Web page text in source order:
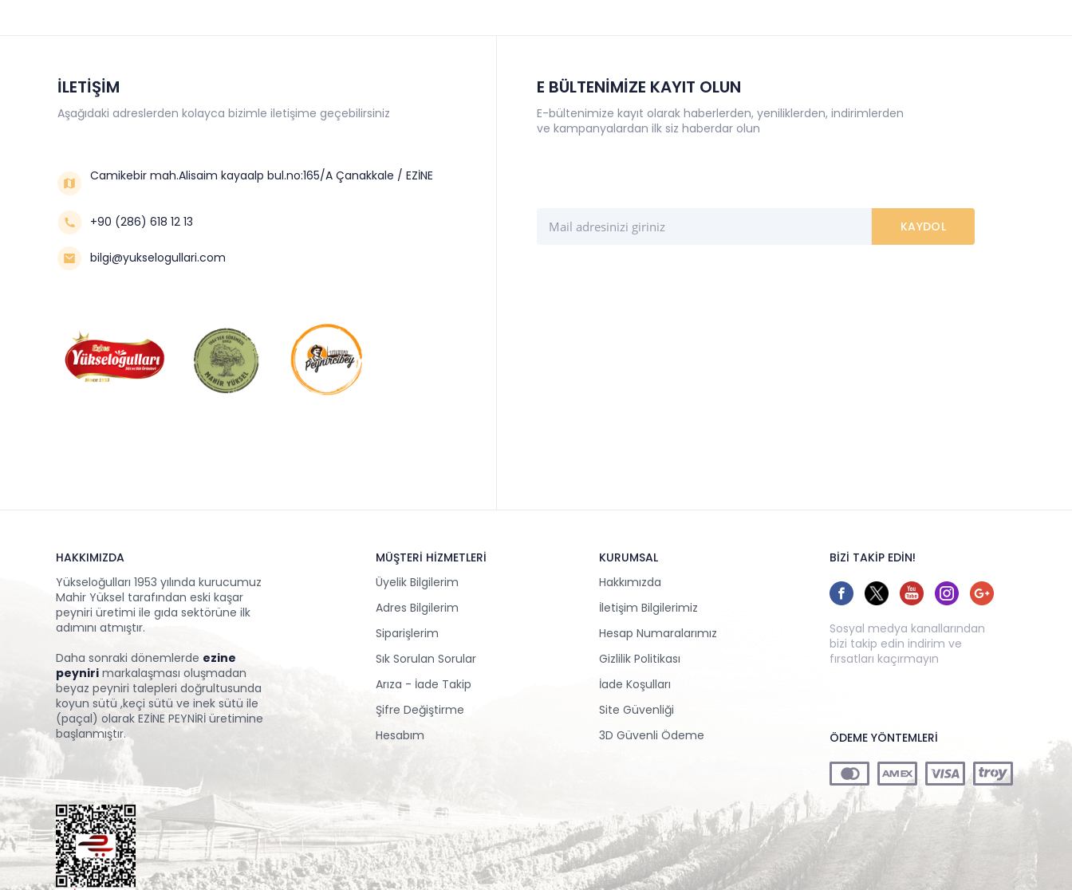
İLETİŞİM
Aşağıdaki adreslerden kolayca bizimle iletişime geçebilirsiniz
Camikebir mah.Alisaim kayaalp bul.no:165/A Çanakkale / EZİNE
+90 (286) 618 12 13
bilgi@yukselogullari.com
E BÜLTENİMİZE KAYIT OLUN
E-bültenimize kayıt olarak haberlerden, yeniliklerden, indirimlerden
ve kampanyalardan ilk siz haberdar olun
HAKKIMIZDA
Yükseloğulları 1953 yılında kurucumuz
Mahir Yüksel tarafından eski kaşar
peyniri üretimi ile gıda sektörüne ilk
adımını atmıştır.
Daha sonraki dönemlerde ezine
peynirimarkalaşması oluşmadan
beyaz peyniri talepleri doğrultusunda
koyun sütü ,keçi sütü ve inek sütü ile
(paçal) olarak EZİNE PEYNİRİ üretimine
başlanmıştır.
MÜŞTERİ HİZMETLERİ
Üyelik Bilgilerim
Adres Bilgilerim
Siparişlerim
Sık Sorulan Sorular
Arıza - İade Takip
Şifre Değiştirme
Hesabım
KURUMSAL
Hakkımızda
İletişim Bilgilerimiz
Hesap Numaralarımız
Gizlilik Politikası
İade Koşulları
Site Güvenliği
3D Güvenli Ödeme
BİZİ TAKİP EDİN!
Sosyal medya kanallarından
bizi takip edin indirim ve
fırsatları kaçırmayın
ÖDEME YÖNTEMLERİ